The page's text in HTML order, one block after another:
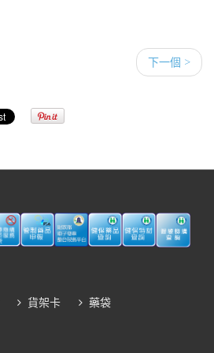
下一個 >
貨架卡 藥袋